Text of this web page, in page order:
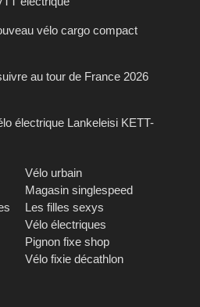
vélo cargo compact
au tour de France 2026
électrique Lankeleisi KETT-
Vélo urbain
Magasin singlespeed
Les filles sexys
Vélo électriques
Pignon fixe shop
Vélo fixie décathlon